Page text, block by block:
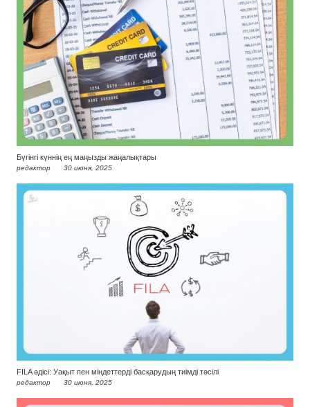
Бүгінгі күннің ең маңызды жаңалықтары
редактор 30 июня, 2025
FILA әдісі: Уақыт пен міндеттерді басқарудың тиімді тәсілі
редактор 30 июня, 2025